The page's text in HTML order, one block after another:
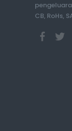
CB, RoHs,